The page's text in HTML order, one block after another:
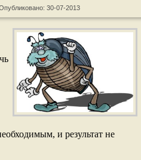
30-07-2013
и результат не